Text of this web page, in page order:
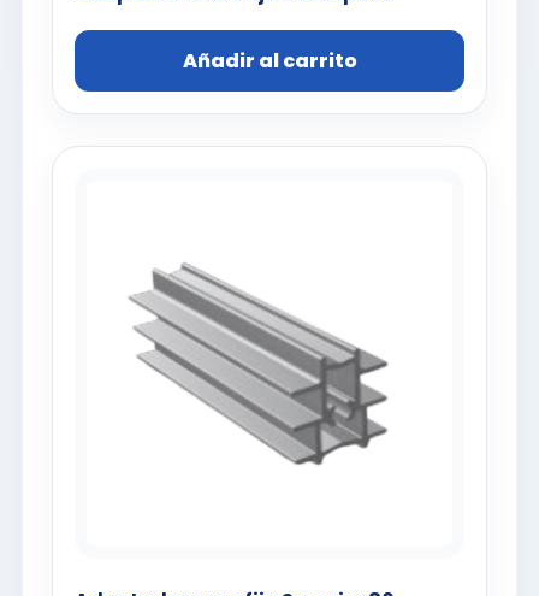
Añadir al carrito